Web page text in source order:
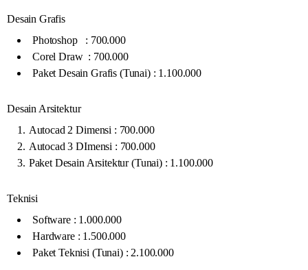
Desain Grafis
Photoshop : 700.000
Corel Draw : 700.000
Paket Desain Grafis (Tunai) : 1.100.000
Desain Arsitektur
Autocad 2 Dimensi : 700.000
Autocad 3 DImensi : 700.000
Paket Desain Arsitektur (Tunai) : 1.100.000
Teknisi
Software : 1.000.000
Hardware : 1.500.000
Paket Teknisi (Tunai) : 2.100.000